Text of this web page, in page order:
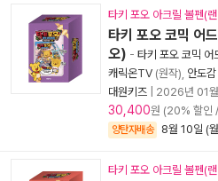
타키 포오 아크릴 볼펜(
타키 포오 코믹 어
오) - 타키 포오 코믹 어
캐릭온TV (원작), 안도감
대원키즈
2026년 01월
30,400원 (20% 할인
양탄자배송 8월 10일 (
타키 포오 아크릴 볼펜(